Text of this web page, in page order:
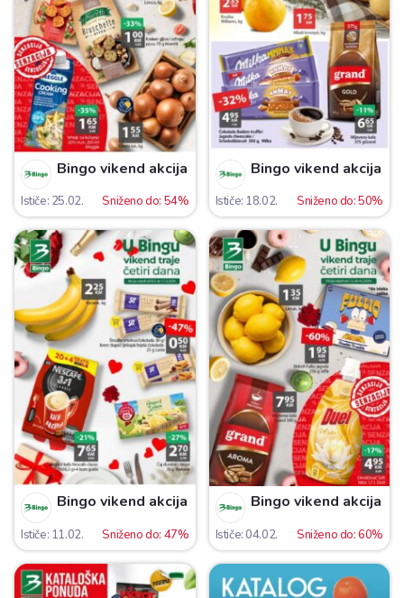
Bingo vikend akcija
Ističe: 25.02. Sniženo do: 54%
Bingo vikend akcija
Ističe: 18.02. Sniženo do: 50%
Bingo vikend akcija
Ističe: 11.02. Sniženo do: 47%
Bingo vikend akcija
Ističe: 04.02. Sniženo do: 60%